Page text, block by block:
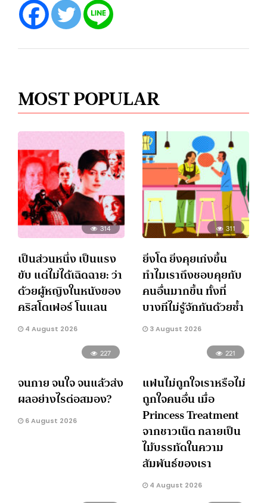
MOST POPULAR
314
เป็นส่วนหนึ่ง เป็นแรง
ขับ แต่ไม่ได้เฉิดฉาย: ว่า
ด้วยผู้หญิงในหนังของ
คริสโตเฟอร์ โนแลน
4 August 2026
311
ยิ่งโต ยิ่งคุยเก่งขึ้น
ทำไมเราถึงชอบคุยกับ
คนอื่นมากขึ้น ทั้งที่
บางทีไม่รู้จักกันด้วยซ้ำ
3 August 2026
227
จนกาย จนใจ จนแล้วส่ง
ผลอย่างไรต่อสมอง?
6 August 2026
221
แฟนไม่ถูกใจเราหรือไม่
ถูกใจคนอื่น เมื่อ
Princess Treatment
จากชาวเน็ต กลายเป็น
ไม้บรรทัดในความ
สัมพันธ์ของเรา
4 August 2026